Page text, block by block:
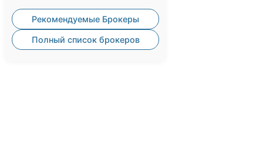
Рекомендуемые Брокеры
Полный список брокеров